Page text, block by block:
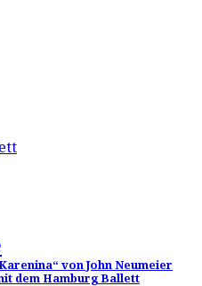
von John Neumeier
dem Hamburg Ballett